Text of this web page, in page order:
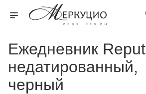
Ежедневник
недатированный,
черный